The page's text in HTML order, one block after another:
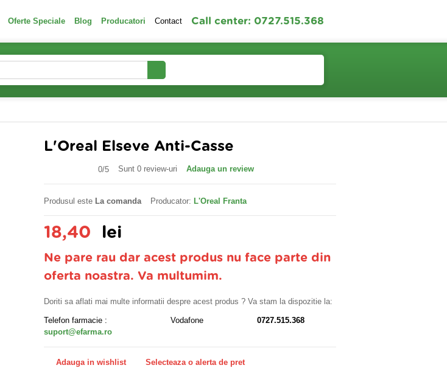
Oferte Speciale Blog Producatori Contact Call center: 0727.515.368
L'Oreal Elseve Anti-Casse
0/5 Sunt 0 review-uri Adauga un review
Produsul este La comanda Producator: L'Oreal Franta
18,40 lei
Ne pare rau dar acest produs nu face parte din
oferta noastra. Va multumim.
Doriti sa aflati mai multe informatii despre acest produs ? Va stam la dispozitie la:
Telefon farmacie : Vodafone
0727.515.368
suport@efarma.ro
Adauga in wishlist Selecteaza o alerta de pret